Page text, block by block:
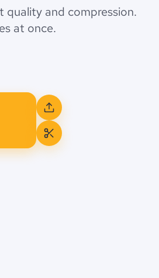
quality and compression.
at once.